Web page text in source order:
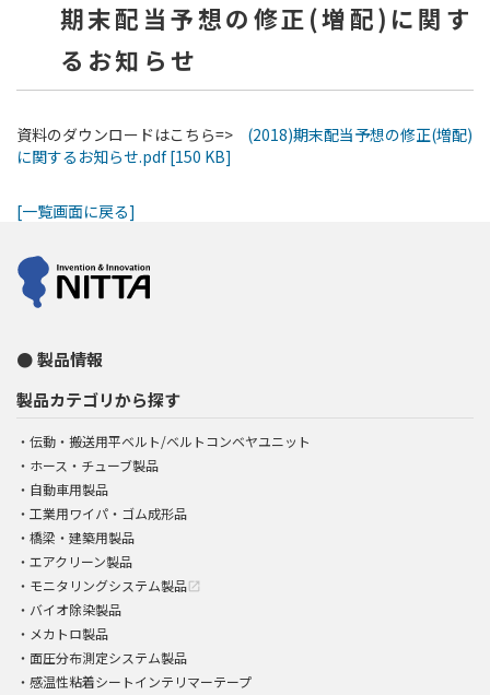
期末配当予想の修正(増配)に関す
るお知らせ
資料のダウンロードはこちら=>
(2018)期末配当予想の修正(増配)
に関するお知らせ.pdf [150 KB]
[一覧画面に戻る]
製品情報
製品カテゴリから探す
伝動・搬送用平ベルト/ベルトコンベヤユニット
ホース・チューブ製品
自動車用製品
工業用ワイパ・ゴム成形品
橋梁・建築用製品
エアクリーン製品
モニタリングシステム製品 open_in_new
バイオ除染製品
メカトロ製品
面圧分布測定システム製品
感温性粘着シートインテリマーテープ